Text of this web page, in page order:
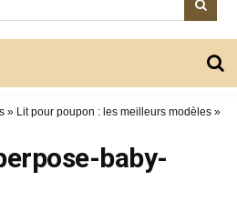
» Lit pour poupon : les meilleurs modèles »
baby-